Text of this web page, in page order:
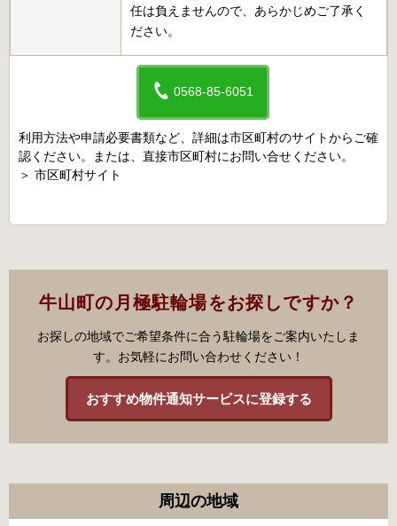
任は負えませんので、あらかじめご了承く
ださい。
0568-85-6051
利用方法や申請必要書類など、詳細は市区町村のサイトからご確
認ください。または、直接市区町村にお問い合せください。
＞ 市区町村サイト
牛山町の月極駐輪場をお探しですか？
お探しの地域でご希望条件に合う駐輪場をご案内いたしま
す。お気軽にお問い合わせください！
おすすめ物件通知サービスに登録する
周辺の地域